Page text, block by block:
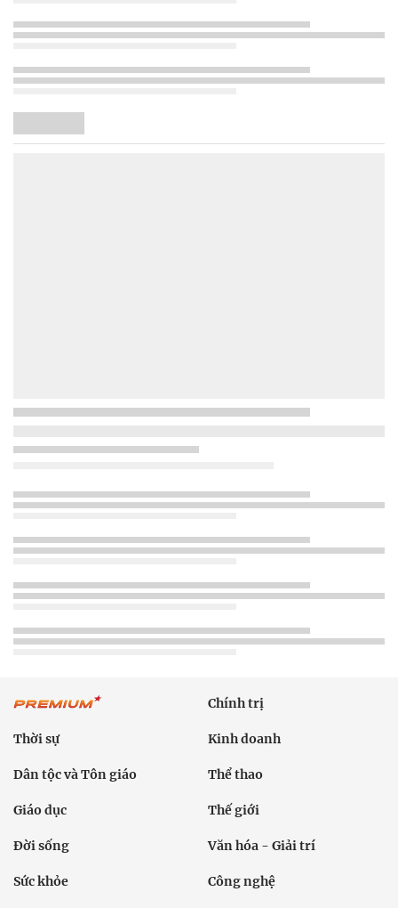
Chính trị
Thời sự Kinh doanh
Dân tộc và Tôn giáo Thể thao
Giáo dục Thế giới
Đời sống Văn hóa - Giải trí
Sức khỏe Công nghệ